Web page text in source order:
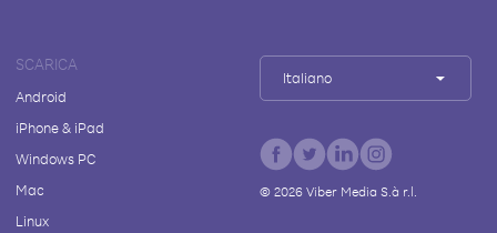
SCARICA
Android
iPhone & iPad
Windows PC
Mac
Linux
Italiano
© 2026Viber Media S.à r.l.